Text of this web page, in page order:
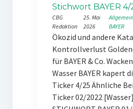
Stichwort BAYER 4/
CBG
Redaktion
25. Mai
2026
Allgemein
BAYER
Ökozid und andere
Kontrollverlust
für BAYER & Co.
Wasser BAYER kapert
Ticker 4/25 Ähnliche
Ticker 02/2022 [Wasser]